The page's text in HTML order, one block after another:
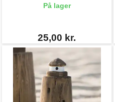
På lager
25,00 kr.